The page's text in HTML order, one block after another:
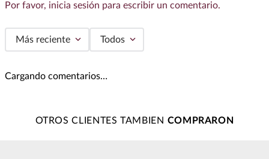
Comentarios
Cargando el resumen…